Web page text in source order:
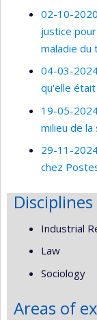
02-10-2020
justice
maladie du
04-03-
qu'elle
19-05-
milieu de la
29-11-
chez
Disciplines
Industrial
Law
Sociology
Areas of